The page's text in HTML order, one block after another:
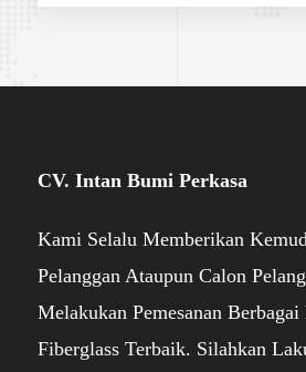
CV. Intan Bumi Perkasa
Kami Selalu Memberikan
Pelanggan Ataupun Calon
Melakukan Pemesanan
Fiberglass Terbaik. Silahkan